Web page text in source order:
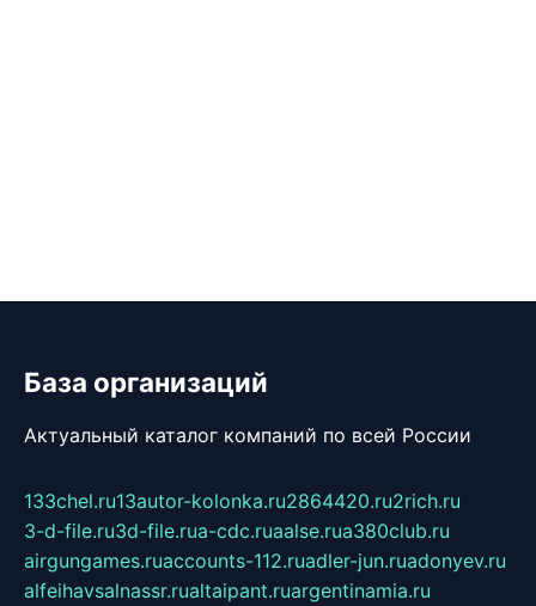
База организаций
Актуальный каталог компаний по всей России
133chel.ru13autor-kolonka.ru2864420.ru2rich.ru
3-d-file.ru3d-file.rua-cdc.ruaalse.rua380club.ru
airgungames.ruaccounts-112.ruadler-jun.ruadonyev.ru
alfeihavsalnassr.rualtaipant.ruargentinamia.ru